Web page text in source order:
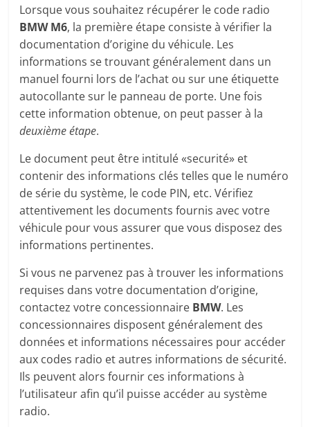
Lorsque vous souhaitez récupérer le code radio
BMW M6, la première étape consiste à vérifier la
documentation d’origine du véhicule. Les
informations se trouvant généralement dans un
manuel fourni lors de l’achat ou sur une étiquette
autocollante sur le panneau de porte. Une fois
cette information obtenue, on peut passer à la
deuxième étape.
Le document peut être intitulé «securité» et
contenir des informations clés telles que le numéro
de série du système, le code PIN, etc. Vérifiez
attentivement les documents fournis avec votre
véhicule pour vous assurer que vous disposez des
informations pertinentes.
Si vous ne parvenez pas à trouver les informations
requises dans votre documentation d’origine,
contactez votre concessionnaire BMW. Les
concessionnaires disposent généralement des
données et informations nécessaires pour accéder
aux codes radio et autres informations de sécurité.
Ils peuvent alors fournir ces informations à
l’utilisateur afin qu’il puisse accéder au système
radio.